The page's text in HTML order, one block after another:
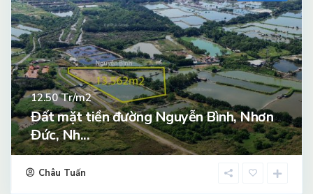
12.50Tr/m2
Đất mặt tiền đường Nguyễn Bình, Nhơn
Đức, Nh...
Châu Tuấn